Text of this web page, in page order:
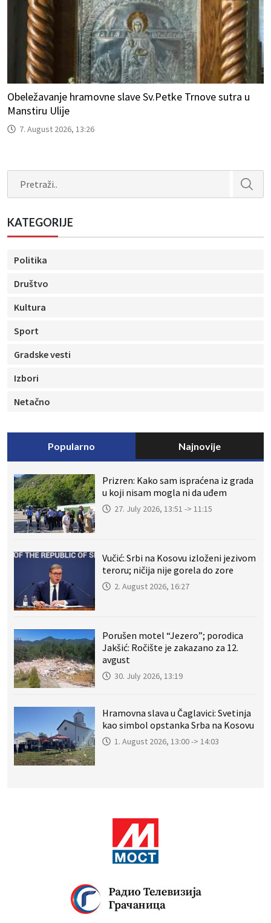
Obeležavanje hramovne slave Sv.Petke Trnove sutra u
Manstiru Ulije
7. August 2026, 13:26
KATEGORIJE
Politika
Društvo
Kultura
Sport
Gradske vesti
Izbori
Netačno
Popularno Najnovije
Prizren: Kako sam ispraćena iz grada
u koji nisam mogla ni da uđem
27. July 2026, 13:51 -> 11:15
Vučić: Srbi na Kosovu izloženi jezivom
teroru; ničija nije gorela do zore
2. August 2026, 16:27
Porušen motel “Jezero”; porodica
Jakšić: Ročište je zakazano za 12.
avgust
30. July 2026, 13:19
Hramovna slava u Čaglavici: Svetinja
kao simbol opstanka Srba na Kosovu
1. August 2026, 13:00 -> 14:03